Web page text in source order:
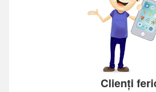
Clienți